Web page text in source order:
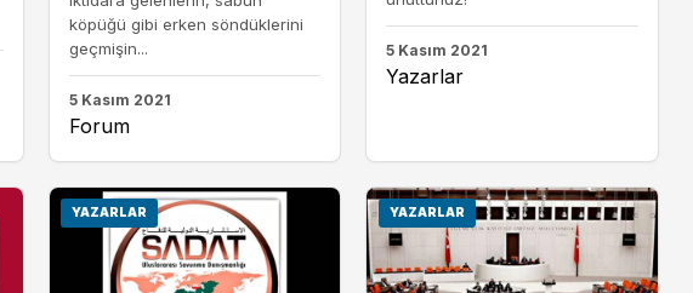
köpüğü gibi erken söndüklerini
geçmişin...
5 Kasım 2021
Forum
5 Kasım 2021
Yazarlar
YAZARLAR YAZARLAR